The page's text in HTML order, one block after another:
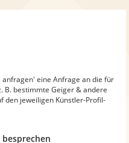
eine Anfrage an die für
B. bestimmte Geiger & andere
den jeweiligen Künstler-Profil-